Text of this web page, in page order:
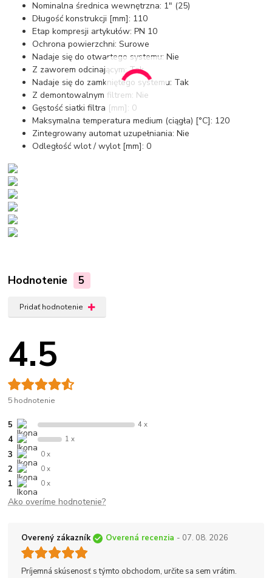
Nominalna średnica wewnętrzna: 1" (25)
Długość konstrukcji [mm]: 110
Etap kompresji artykułów: PN 10
Ochrona powierzchni: Surowe
Nadaje się do otwartego systemu: Nie
Z zaworem odcinającym: Tak
Nadaje się do zamkniętego systemu: Tak
Z demontowalnym filtrem: Nie
Gęstość siatki filtra [mm]: 0
Maksymalna temperatura medium (ciągła) [°C]: 120
Zintegrowany automat uzupełniania: Nie
Odległość wlot / wylot [mm]: 0
Hodnotenie 5
Pridať hodnotenie
4.5
5 hodnotenie
5 4 x
4 1 x
3 0 x
2 0 x
1 0 x
Ako overíme hodnotenie?
Overený zákazník Overená recenzia - 07. 08. 2026
Príjemná skúsenosť s týmto obchodom, určite sa sem vrátim.